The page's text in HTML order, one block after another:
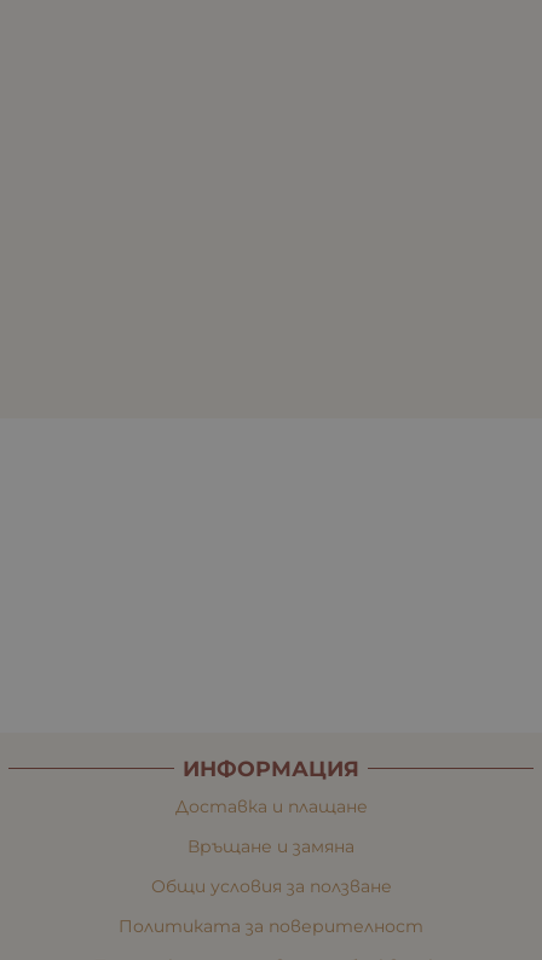
ИНФОРМАЦИЯ
Доставка и плащане
Връщане и замяна
Общи условия за ползване
Политиката за поверителност